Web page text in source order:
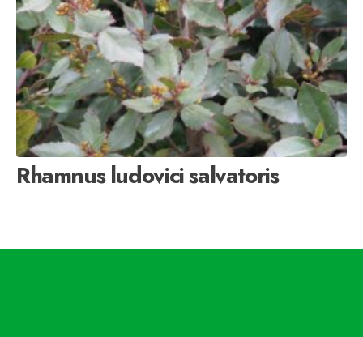
Rhamnus ludovici salvatoris